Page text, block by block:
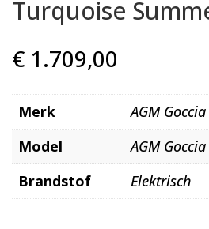
Turquoise
€ 1.709,00
Merk
AGM Goccia
Model
AGM Goccia
Brandstof
Elektrisch